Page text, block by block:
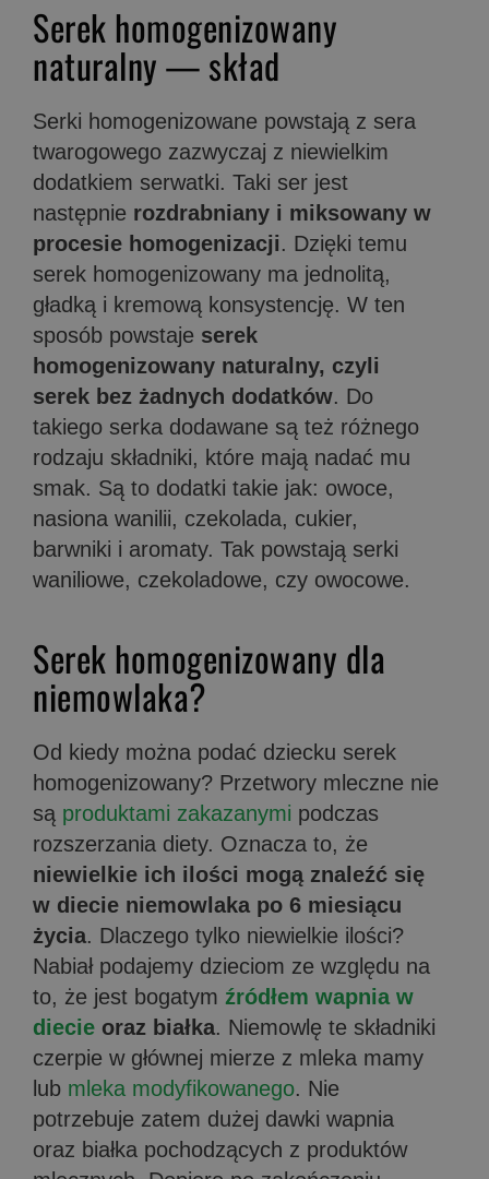
Serek homogenizowany
naturalny — skład
Serki homogenizowane powstają z sera
twarogowego zazwyczaj z niewielkim
dodatkiem serwatki. Taki ser jest
następnie rozdrabniany i miksowany w
procesie homogenizacji. Dzięki temu
serek homogenizowany ma jednolitą,
gładką i kremową konsystencję. W ten
sposób powstaje serek
homogenizowany naturalny, czyli
serek bez żadnych dodatków. Do
takiego serka dodawane są też różnego
rodzaju składniki, które mają nadać mu
smak. Są to dodatki takie jak: owoce,
nasiona wanilii, czekolada, cukier,
barwniki i aromaty. Tak powstają serki
waniliowe, czekoladowe, czy owocowe.
Serek homogenizowany dla
niemowlaka?
Od kiedy można podać dziecku serek
homogenizowany? Przetwory mleczne nie
są produktami zakazanymi podczas
rozszerzania diety. Oznacza to, że
niewielkie ich ilości mogą znaleźć się
w diecie niemowlaka po 6 miesiącu
życia. Dlaczego tylko niewielkie ilości?
Nabiał podajemy dzieciom ze względu na
to, że jest bogatym źródłem wapnia w
diecie oraz białka. Niemowlę te składniki
czerpie w głównej mierze z mleka mamy
lub mleka modyfikowanego. Nie
potrzebuje zatem dużej dawki wapnia
oraz białka pochodzących z produktów